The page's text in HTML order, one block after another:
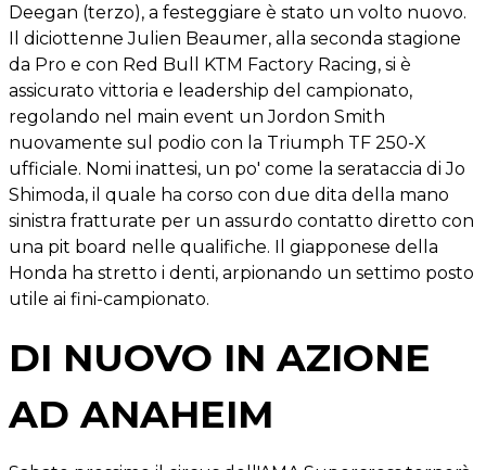
Deegan (terzo), a festeggiare è stato un volto nuovo.
Il diciottenne Julien Beaumer, alla seconda stagione
da Pro e con Red Bull KTM Factory Racing, si è
assicurato vittoria e leadership del campionato,
regolando nel main event un Jordon Smith
nuovamente sul podio con la Triumph TF 250-X
ufficiale. Nomi inattesi, un po' come la serataccia di Jo
Shimoda, il quale ha corso con due dita della mano
sinistra fratturate per un assurdo contatto diretto con
una pit board nelle qualifiche. Il giapponese della
Honda ha stretto i denti, arpionando un settimo posto
utile ai fini-campionato.
DI NUOVO IN AZIONE
AD ANAHEIM